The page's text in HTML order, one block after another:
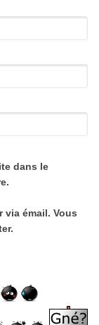
dans le
via émail. Vous